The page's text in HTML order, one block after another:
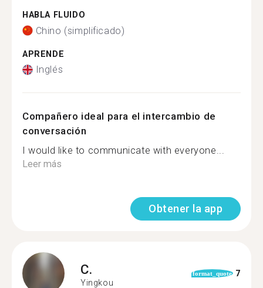
HABLA FLUIDO
Chino (simplificado)
APRENDE
Inglés
Compañero ideal para el intercambio de
conversación
I would like to communicate with everyone...
Leer más
Obtener la app
C.
Yingkou
format_quote 7